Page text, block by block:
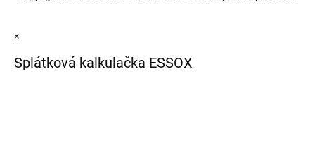
×
Splátková kalkulačka ESSOX